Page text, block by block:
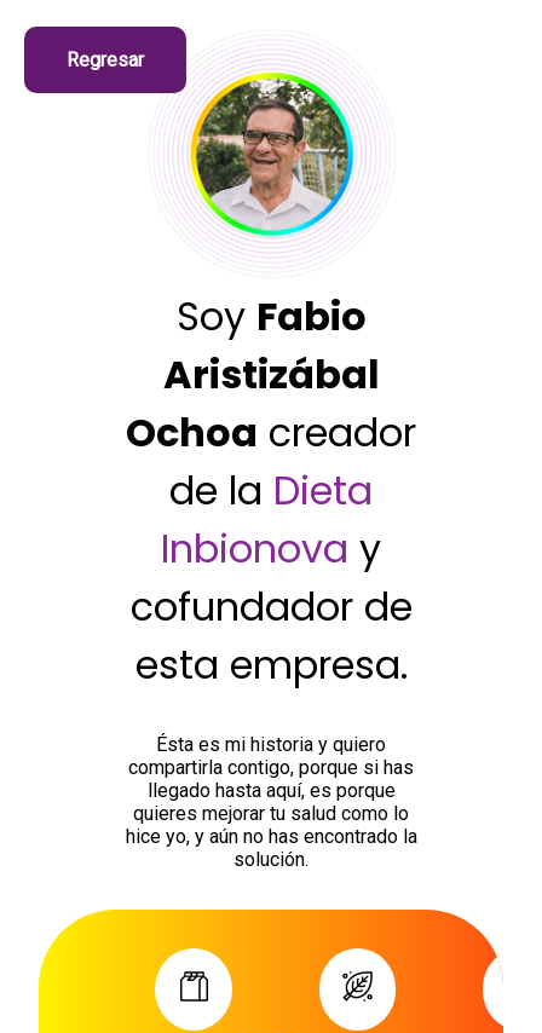
Regresar
Soy Fabio
Aristizábal
Ochoa creador
de la Dieta
Inbionova y
cofundador de
esta empresa.
Ésta es mi historia y quiero
compartirla contigo, porque si has
llegado hasta aquí, es porque
quieres mejorar tu salud como lo
hice yo, y aún no has encontrado la
solución.